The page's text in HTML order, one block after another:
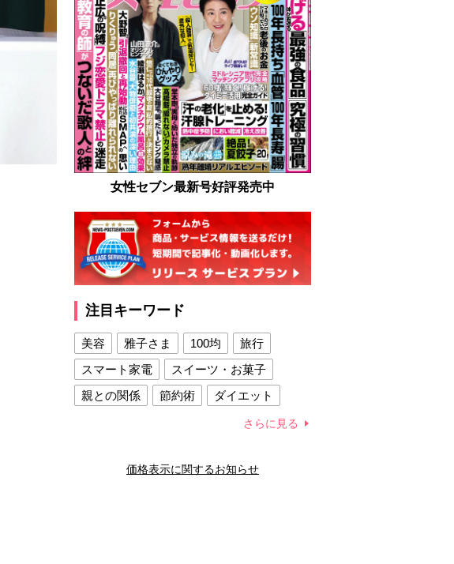
女性セブン最新号好評発売中
注目キーワード
美容 雅子さま 100均
旅行
スマート家電
スイーツ・お菓子
親との関係
節約術
ダイエット
夫との関係
新津春子 どか食い
さらに見る
価格表示に関するお知らせ